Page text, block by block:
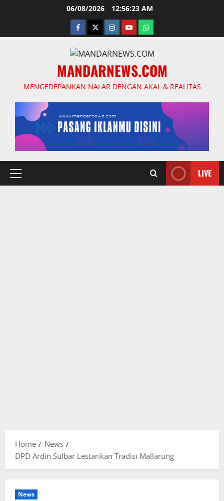
06/08/2026 12:56:24 AM
facebooktwitterinstagram.com
youtubewhatsapp
MANDARNEWS.COM
MENGEDEPANKAN NALAR DENGAN AKAL & REALITAS
Primary
LIVE
Home
News
DPD Ardin Sulbar Lestarikan Tradisi Mallarung
News